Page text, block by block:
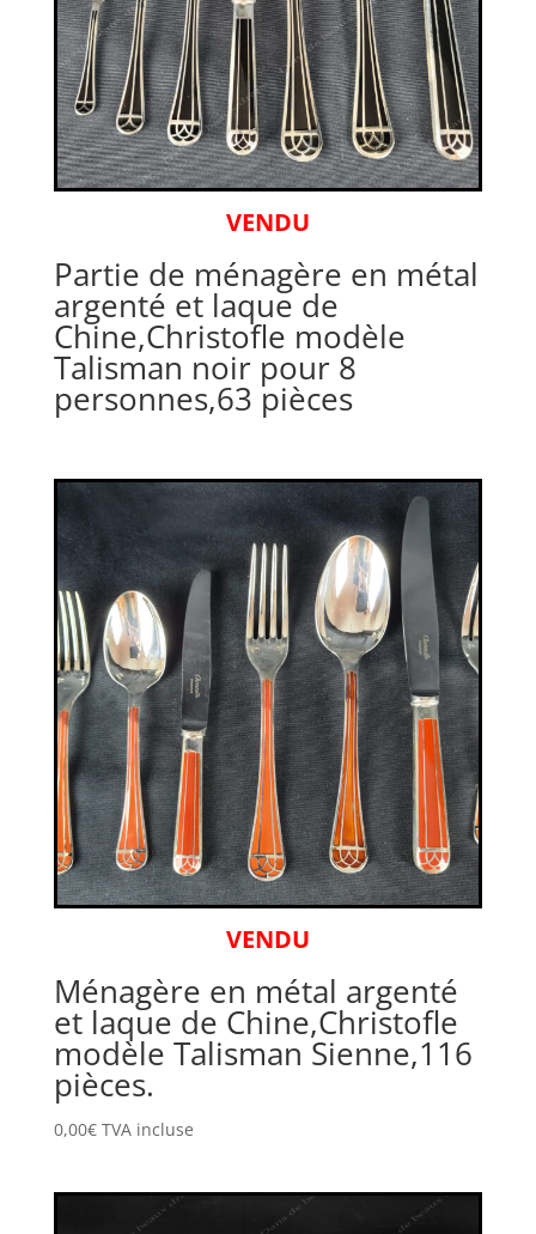
VENDU
Partie de ménagère en métal
argenté et laque de
Chine,Christofle modèle
Talisman noir pour 8
personnes,63 pièces
VENDU
Ménagère en métal argenté
et laque de Chine,Christofle
modèle Talisman Sienne,116
pièces.
0,00€ TVA incluse